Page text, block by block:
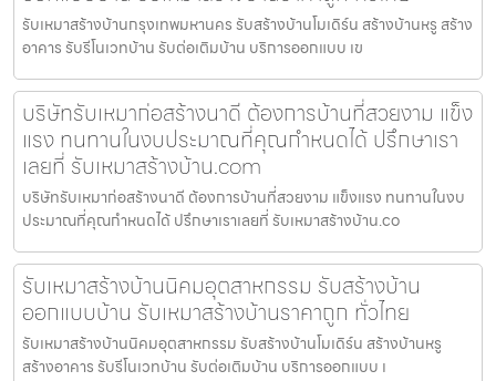
รับเหมาสร้างบ้านกรุงเทพมหานคร รับสร้างบ้านโมเดิร์น สร้างบ้านหรู สร้าง
อาคาร รับรีโนเวทบ้าน รับต่อเติมบ้าน บริการออกแบบ เข
บริษัทรับเหมาก่อสร้างนาดี ต้องการบ้านที่สวยงาม แข็ง
แรง ทนทานในงบประมาณที่คุณกำหนดได้ ปรึกษาเรา
เลยที่ รับเหมาสร้างบ้าน.com
บริษัทรับเหมาก่อสร้างนาดี ต้องการบ้านที่สวยงาม แข็งแรง ทนทานในงบ
ประมาณที่คุณกำหนดได้ ปรึกษาเราเลยที่ รับเหมาสร้างบ้าน.co
รับเหมาสร้างบ้านนิคมอุตสาหกรรม รับสร้างบ้าน
ออกแบบบ้าน รับเหมาสร้างบ้านราคาถูก ทั่วไทย
รับเหมาสร้างบ้านนิคมอุตสาหกรรม รับสร้างบ้านโมเดิร์น สร้างบ้านหรู
สร้างอาคาร รับรีโนเวทบ้าน รับต่อเติมบ้าน บริการออกแบบ เ